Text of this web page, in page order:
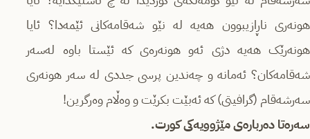
هونەری ناڕازیبوون هەیە لە نێو شەقامەکانی ئێمەدا؟ ئایا
هونەرێک هەیە دژی ئەو هونەرەی کە ئێستا باوە لەسەر
شەقامەکان؟ ئەمانە و چەندین پرسی جددی لە سەر هونەری
سەرشەقام (گرافیتی) کە ئەبێت بکرێت و وەڵام وەرگرین!
سەرەتا دەربارەی مێژوویەکی کورت.